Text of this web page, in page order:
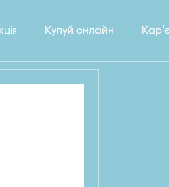
Купуй онлайн